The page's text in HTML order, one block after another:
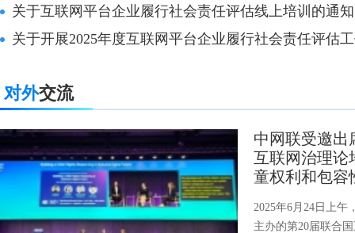
关于互联网平台企业履行社会责任评估线上培训的通知
关于开展2025年度互联网平台企业履行社会责任评估
对外交流
中网联受邀出
互联网治理论
童权利和包容
2025年6月24日上午
主办的第20届联合